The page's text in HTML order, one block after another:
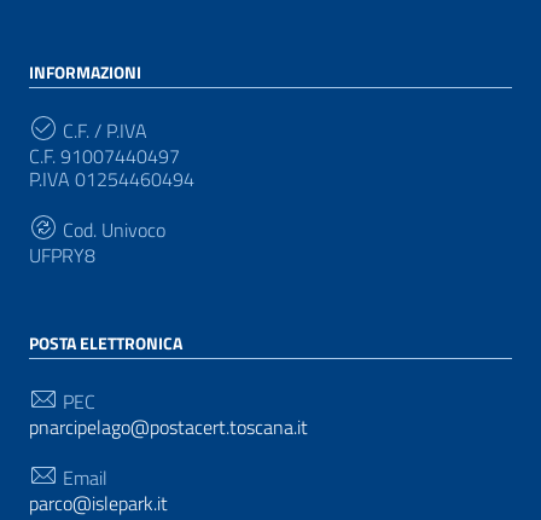
INFORMAZIONI
C.F. / P.IVA
C.F. 91007440497
P.IVA 01254460494
Cod. Univoco
UFPRY8
POSTA ELETTRONICA
PEC
pnarcipelago@postacert.toscana.it
Email
parco@islepark.it